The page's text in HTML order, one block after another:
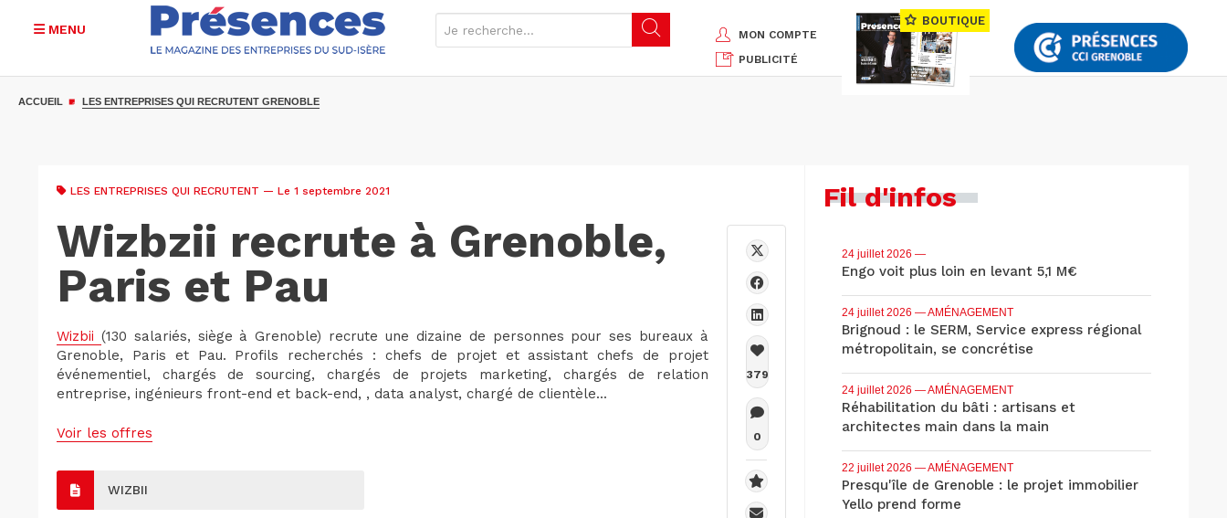
MENU
MON COMPTE
PUBLICITÉ
BOUTIQUE
ACCUEIL LES ENTREPRISES QUI RECRUTENT GRENOBLE
LES ENTREPRISES QUI RECRUTENT — Le 1 septembre 2021
Wizbzii recrute à Grenoble,
Paris et Pau
Wizbii (130 salariés, siège à Grenoble) recrute une dizaine de personnes pour ses bureaux à
Grenoble, Paris et Pau. Profils recherchés : chefs de projet et assistant chefs de projet
événementiel, chargés de sourcing, chargés de projets marketing, chargés de relation
entreprise, ingénieurs front-end et back-end, , data analyst, chargé de clientèle...
Voir les offres
WIZBII
379
0
Fil d'infos
24 juillet 2026 —
Engo voit plus loin en levant 5,1 M€
24 juillet 2026 — AMÉNAGEMENT
Brignoud : le SERM, Service express régional
métropolitain, se concrétise
24 juillet 2026 — AMÉNAGEMENT
Réhabilitation du bâti : artisans et
architectes main dans la main
22 juillet 2026 — AMÉNAGEMENT
Presqu'île de Grenoble : le projet immobilier
Yello prend forme